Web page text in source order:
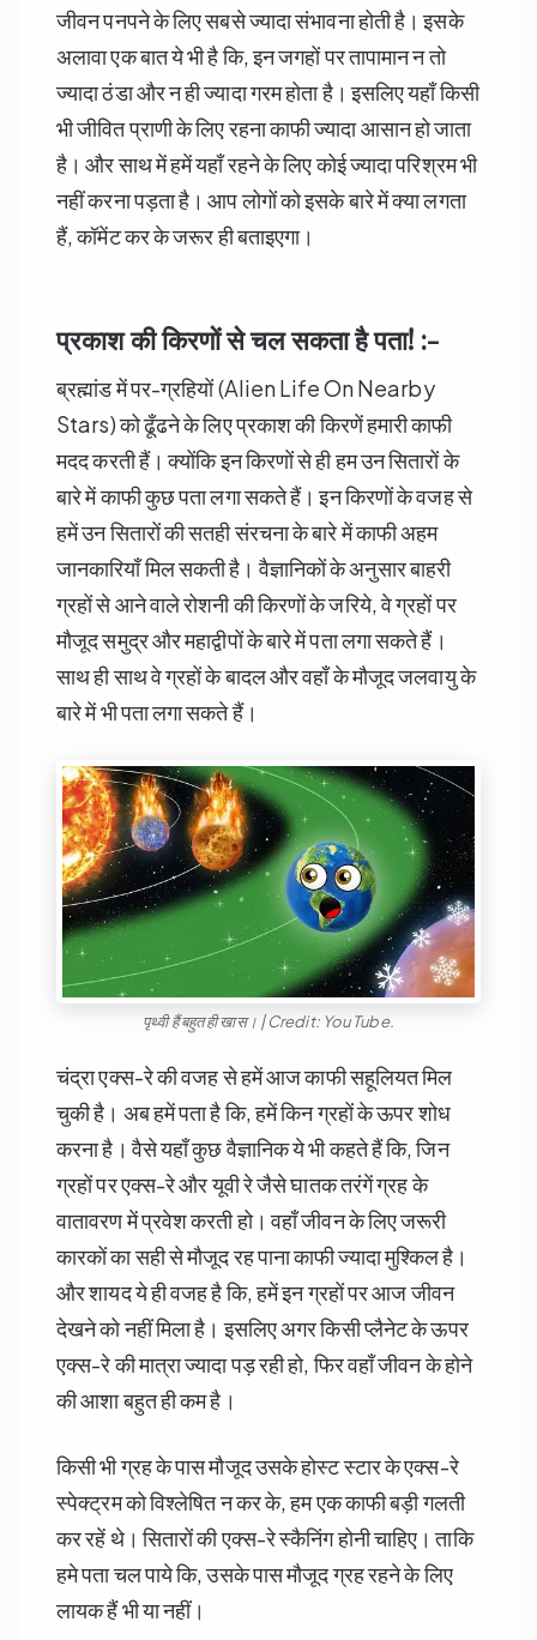
जीवन पनपने के लिए सबसे ज्यादा संभावना होती है। इसके
अलावा एक बात ये भी है कि, इन जगहों पर तापामान न तो
ज्यादा ठंडा और न ही ज्यादा गरम होता है। इसलिए यहाँ किसी
भी जीवित प्राणी के लिए रहना काफी ज्यादा आसान हो जाता
है। और साथ में हमें यहाँ रहने के लिए कोई ज्यादा परिश्रम भी
नहीं करना पड़ता है। आप लोगों को इसके बारे में क्या लगता
हैं, कॉमेंट कर के जरूर ही बताइएगा।
प्रकाश की किरणों से चल सकता है पता! :-
ब्रह्मांड में पर-ग्रहियों (Alien Life On Nearby
Stars) को ढूँढने के लिए प्रकाश की किरणें हमारी काफी
मदद करती हैं। क्योंकि इन किरणों से ही हम उन सितारों के
बारे में काफी कुछ पता लगा सकते हैं। इन किरणों के वजह से
हमें उन सितारों की सतही संरचना के बारे में काफी अहम
जानकारियाँ मिल सकती है। वैज्ञानिकों के अनुसार बाहरी
ग्रहों से आने वाले रोशनी की किरणों के जरिये, वे ग्रहों पर
मौजूद समुद्र और महाद्वीपों के बारे में पता लगा सकते हैं।
साथ ही साथ वे ग्रहों के बादल और वहाँ के मौजूद जलवायु के
बारे में भी पता लगा सकते हैं।
पृथ्वी हैं बहुत ही खास। | Credit: You Tube.
चंद्रा एक्स-रे की वजह से हमें आज काफी सहूलियत मिल
चुकी है। अब हमें पता है कि, हमें किन ग्रहों के ऊपर शोध
करना है। वैसे यहाँ कुछ वैज्ञानिक ये भी कहते हैं कि, जिन
ग्रहों पर एक्स-रे और यूवी रे जैसे घातक तरंगें ग्रह के
वातावरण में प्रवेश करती हो। वहाँ जीवन के लिए जरूरी
कारकों का सही से मौजूद रह पाना काफी ज्यादा मुश्किल है।
और शायद ये ही वजह है कि, हमें इन ग्रहों पर आज जीवन
देखने को नहीं मिला है। इसलिए अगर किसी प्लैनेट के ऊपर
एक्स-रे की मात्रा ज्यादा पड़ रही हो, फिर वहाँ जीवन के होने
की आशा बहुत ही कम है।
किसी भी ग्रह के पास मौजूद उसके होस्ट स्टार के एक्स-रे
स्पेक्ट्रम को विश्लेषित न कर के, हम एक काफी बड़ी गलती
कर रहें थे। सितारों की एक्स-रे स्कैनिंग होनी चाहिए। ताकि
हमे पता चल पाये कि, उसके पास मौजूद ग्रह रहने के लिए
लायक हैं भी या नहीं।